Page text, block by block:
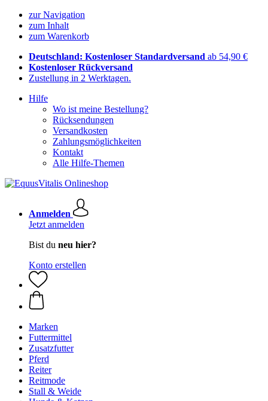
zur Navigation
zum Inhalt
zum Warenkorb
Deutschland: Kostenloser Standardversand ab 54,90 €
Kostenloser Rückversand
Zustellung in 2 Werktagen.
Hilfe
Wo ist meine Bestellung?
Rücksendungen
Versandkosten
Zahlungsmöglichkeiten
Kontakt
Alle Hilfe-Themen
Anmelden
Jetzt anmelden
Bist du neu hier?
Konto erstellen
Marken
Futtermittel
Zusatzfutter
Pferd
Reiter
Reitmode
Stall & Weide